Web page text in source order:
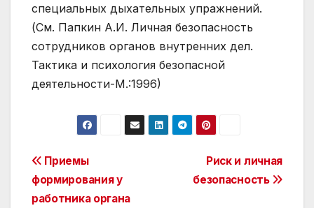
специальных дыхательных упражнений.
(См. Папкин А.И. Личная безопасность
сотрудников органов внутренних дел.
Тактика и психология безопасной
деятельности-М.:1996)
Post
navigation
Риск и личная
безопасность
Приемы
формирования у
работника органа